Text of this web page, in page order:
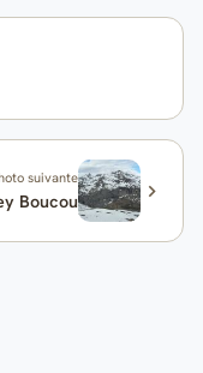
suivante
Boucou